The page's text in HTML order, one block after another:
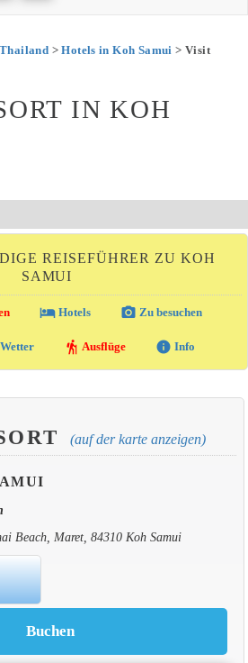
>Hotels in Koh Samui > Visit
IN KOH
REISEFÜHRER ZU KOH
SAMUI
local_hotelHotels photo_camera Zu besuchen
Wetter hiking Ausflüge info Info
(auf der karte anzeigen)
Beach, Maret, 84310 Koh Samui